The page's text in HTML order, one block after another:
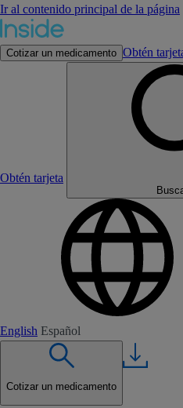
Ir al contenido principal de la página
Cotizar un medicamento Obtén
Obtén tarjeta
English Español
Cotizar un medicamento